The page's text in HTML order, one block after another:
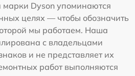
марки Dyson упоминаются
целях — чтобы обозначить
мы работаем. Наша
с владельцами
и не представляет их
работ выполняются